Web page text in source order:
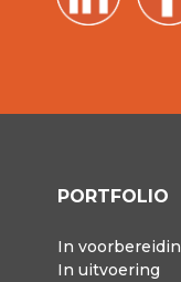
PORTFOLIO
In
In uitvoering